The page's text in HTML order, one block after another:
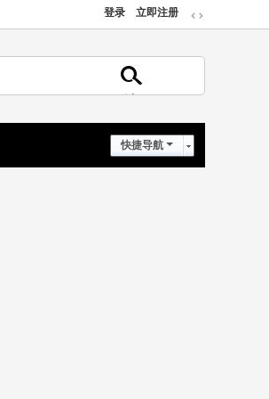
切
到
版
登录 立即注册
索
快捷导航